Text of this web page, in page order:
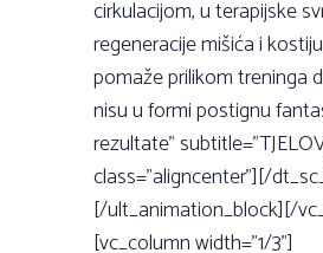
cirkulacijom, u terapijske
regeneracije mišića i
pomaže prilikom treninga
nisu u formi postignu
rezultate”
class=”aligncenter”][/
[/ult_animation_block][/
[vc_column width=”1/3”]